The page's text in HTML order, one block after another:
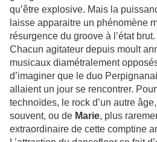
qu’être explosive. Mais la
laisse apparaitre un phénomène
résurgence du groove à l’état brut.
Chacun agitateur depuis moult
musicaux diamétralement
d’imaginer que le duo
allaient un jour se rencontrer.
technoïdes, le rock d’un autre
souvent, ou de Marie, plus
extraordinaire de cette comptine